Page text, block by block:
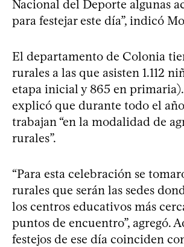
Nacional del Deporte algunas
para festejar este día”, indicó
El departamento de Colonia
rurales a las que asisten 1.112
etapa inicial y 865 en
explicó que durante todo el año
trabajan “en la modalidad de
rurales”.
“Para esta celebración se
rurales que serán las sedes
los centros educativos más
puntos de encuentro”, agregó.
festejos de ese día coinciden